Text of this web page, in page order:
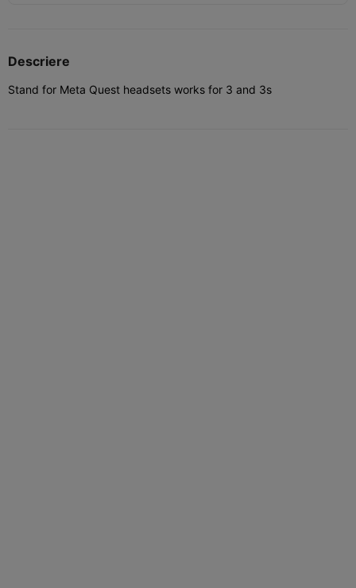
Descriere
Stand for Meta Quest headsets works for 3 and 3s